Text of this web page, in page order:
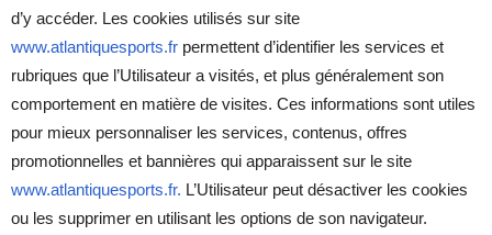
d’y accéder. Les cookies utilisés sur site
www.atlantiquesports.fr permettent d’identifier les services et
rubriques que l’Utilisateur a visités, et plus généralement son
comportement en matière de visites. Ces informations sont utiles
pour mieux personnaliser les services, contenus, offres
promotionnelles et bannières qui apparaissent sur le site
www.atlantiquesports.fr. L’Utilisateur peut désactiver les cookies
ou les supprimer en utilisant les options de son navigateur.